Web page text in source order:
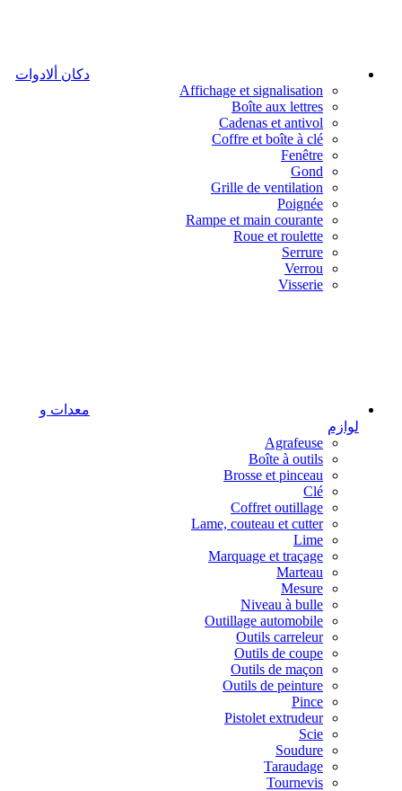
دكان ألادوات
Affichage et signalisation
Boîte aux lettres
Cadenas et antivol
Coffre et boîte à clé
Fenêtre
Gond
Grille de ventilation
Poignée
Rampe et main courante
Roue et roulette
Serrure
Verrou
Visserie
معدات و
لوازم
Agrafeuse
Boîte à outils
Brosse et pinceau
Clé
Coffret outillage
Lame, couteau et cutter
Lime
Marquage et traçage
Marteau
Mesure
Niveau à bulle
Outillage automobile
Outils carreleur
Outils de coupe
Outils de maçon
Outils de peinture
Pince
Pistolet extrudeur
Scie
Soudure
Taraudage
Tournevis